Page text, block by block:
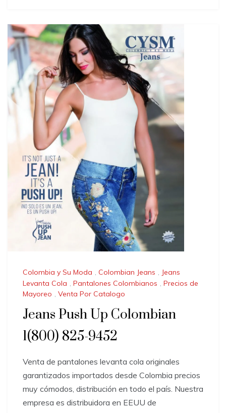
Colombia y Su Moda , Colombian Jeans , Jeans
Levanta Cola , Pantalones Colombianos , Precios de
Mayoreo , Venta Por Catalogo
Jeans Push Up Colombian
1(800) 825-9452
Venta de pantalones levanta cola originales
garantizados importados desde Colombia precios
muy cómodos, distribución en todo el país. Nuestra
empresa es distribuidora en EEUU de